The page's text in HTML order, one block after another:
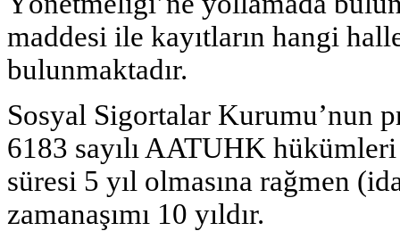
maddesi ile kayıtların hangi
bulunmaktadır.
Sosyal Sigortalar Kurumu’nun
6183 sayılı AATUHK hükümleri
süresi 5 yıl olmasına rağmen
zamanaşımı 10 yıldır.